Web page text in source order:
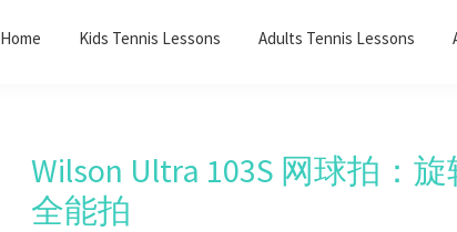
Home Kids Tennis Lessons Adults Tennis Lessons​
Wilson Ultra 103S 网球拍：
全能拍